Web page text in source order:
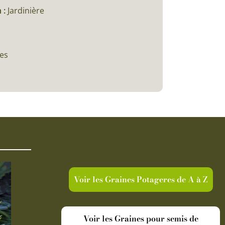
: Jardinière
Voir les Graines Potageres de A à Z
Voir les Graines pour semis de